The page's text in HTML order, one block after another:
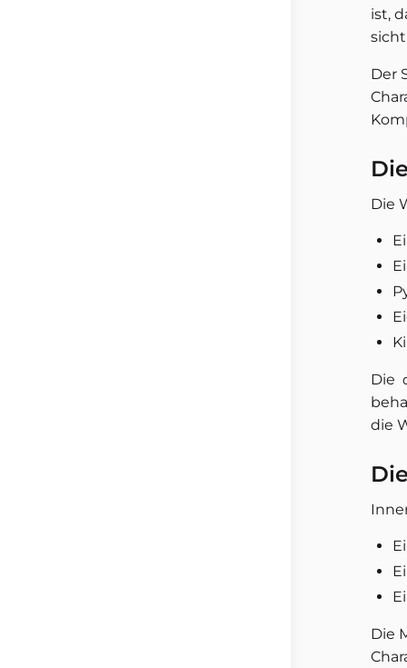
ist,
Der
Die
Die
die
Die